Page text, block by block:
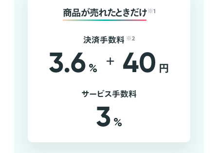
商品が売れたときだけ ※1
決済手数料 ※2
3.6 % + 40 円
サービス手数料
3 %